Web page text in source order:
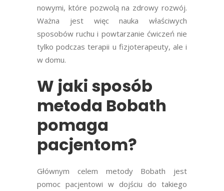
nowymi, które pozwolą na zdrowy rozwój.
Ważna jest więc nauka właściwych
sposobów ruchu i powtarzanie ćwiczeń nie
tylko podczas terapii u fizjoterapeuty, ale i
w domu.
W jaki sposób
metoda Bobath
pomaga
pacjentom?
Głównym celem metody Bobath jest
pomoc pacjentowi w dojściu do takiego